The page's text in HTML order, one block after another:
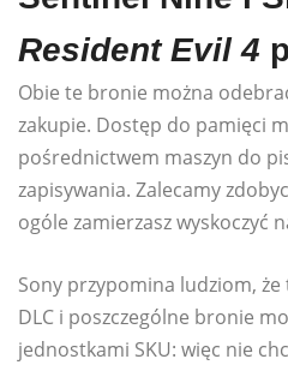
Resident Evil 4
Obie te bronie można
zakupie. Dostęp do pamięci
pośrednictwem maszyn do
zapisywania. Zalecamy
ogóle zamierzasz wyskoczyć
Sony przypomina ludziom,
DLC i poszczególne bronie
jednostkami SKU: więc nie